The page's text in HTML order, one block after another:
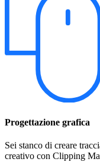
Progettazione grafica
Sei stanco di creare
creativo con Clipping